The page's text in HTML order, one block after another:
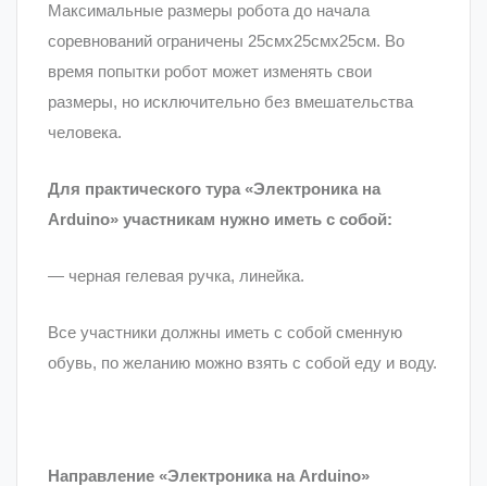
Максимальные размеры робота до начала
соревнований ограничены 25смх25смх25см. Во
время попытки робот может изменять свои
размеры, но исключительно без вмешательства
человека.
Для практического тура «Электроника на
Arduino» участникам нужно иметь с собой:
— черная гелевая ручка, линейка.
Все участники должны иметь с собой сменную
обувь, по желанию можно взять с собой еду и воду.
Направление «Электроника на Arduino»